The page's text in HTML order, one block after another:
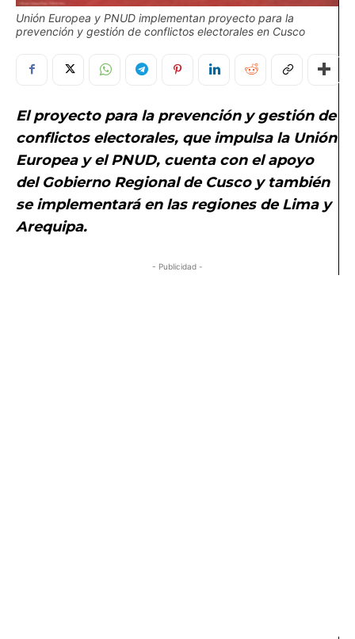
Unión Europea y PNUD implementan proyecto para la
prevención y gestión de conflictos electorales en Cusco
El proyecto para la prevención y gestión de
conflictos electorales, que impulsa la Unión
Europea y el PNUD, cuenta con el apoyo
del Gobierno Regional de Cusco y también
se implementará en las regiones de Lima y
Arequipa.
- Publicidad -